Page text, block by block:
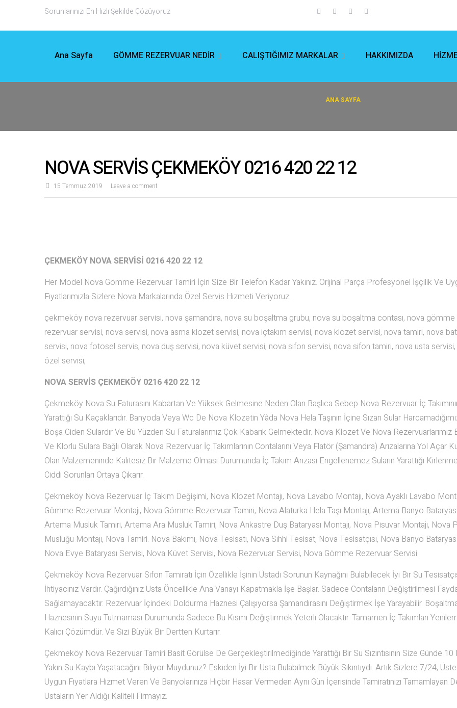
Sorunlarınızı En Hızlı Şekilde Çözüyoruz
Ana Sayfa GÖMME REZERVUAR NEDİR CALIŞTIĞIMIZ MARKALAR HAKKIMIZDA
ANA SAYFA
NOVA SERVİS ÇEKMEKÖY 0216 420 22 12
15 Temmuz 2019 Leave a comment
ÇEKMEKÖY NOVA SERVİSİ 0216 420 22 12
Her Model Nova Gömme Rezervuar Tamiri İçin Size Bir Telefon Kadar Yakınız. Orijinal Parça Profesyonel İşçilik Ve
Fiyatlarımızla Sizlere Nova Markalarında Özel Servis Hizmeti Veriyoruz.
çekmeköy nova rezervuar servisi, nova şamandıra, nova su boşaltma grubu, nova su boşaltma contası, nova gömme
rezervuar servisi, nova servisi, nova asma klozet servisi, nova içtakım servisi, nova klozet servisi, nova tamiri, nova
servisi, nova fotosel servis, nova duş servisi, nova küvet servisi, nova sifon servisi, nova sifon tamiri, nova usta
özel servisi,
NOVA SERVİS ÇEKMEKÖY 0216 420 22 12
Çekmeköy Nova Su Faturasını Kabartan Ve Yüksek Gelmesine Neden Olan Başlıca Sebep Nova Rezervuar İç
Yarattığı Su Kaçaklarıdır. Banyoda Veya Wc De Nova Klozetin Yâda Nova Hela Taşının İçine Sızan Sular
Boşa Giden Sulardır Ve Bu Yüzden Su Faturalarımız Çok Kabarık Gelmektedir. Nova Klozet Ve Nova Rezervuarlarımız
Ve Klorlu Sulara Bağlı Olarak Nova Rezervuar İç Takımlarının Contalarını Veya Flatör (Şamandıra) Arızalarına Yol Açar
Olan Malzemeninde Kalitesiz Bir Malzeme Olması Durumunda İç Takım Arızası Engellenemez Suların Yarattığı
Ciddi Sorunları Ortaya Çıkarır.
Çekmeköy Nova Rezervuar İç Takım Değişimi, Nova Klozet Montajı, Nova Lavabo Montajı, Nova Ayaklı Lavabo
Gömme Rezervuar Montajı, Nova Gömme Rezervuar Tamiri, Nova Alaturka Hela Taşı Montajı, Artema Banyo
Artema Musluk Tamiri, Artema Ara Musluk Tamiri, Nova Ankastre Duş Bataryası Montajı, Nova Pisuvar Montajı, Nova
Musluğu Montajı, Nova Tamiri. Nova Bakımı, Nova Tesisatı, Nova Sıhhi Tesisat, Nova Tesisatçısı, Nova Banyo
Nova Evye Bataryası Servisi, Nova Küvet Servisi, Nova Rezervuar Servisi, Nova Gömme Rezervuar Servisi
Çekmeköy Nova Rezervuar Sifon Tamiratı İçin Özellikle İşinin Üstadı Sorunun Kaynağını Bulabilecek İyi Bir Su
İhtiyacınız Vardır. Çağırdığınız Usta Öncellikle Ana Vanayı Kapatmakla İşe Başlar. Sadece Contaların Değiştirilmesi
Sağlamayacaktır. Rezervuar İçindeki Doldurma Haznesi Çalışıyorsa Şamandırasını Değiştirmek İşe Yarayabilir.
Haznesinin Suyu Tutmaması Durumunda Sadece Bu Kısmı Değiştirmek Yeterli Olacaktır. Tamamen İç Takımları
Kalıcı Çözümdür. Ve Sizi Büyük Bir Dertten Kurtarır.
Çekmeköy Nova Rezervuar Tamiri Basit Görülse De Gerçekleştirilmediğinde Yarattığı Bir Su Sızıntısının Size Günde
Yakın Su Kaybı Yaşatacağını Biliyor Muydunuz? Eskiden İyi Bir Usta Bulabilmek Büyük Sıkıntıydı. Artık Sizlere 7/24,
Uygun Fiyatlara Hizmet Veren Ve Banyolarınıza Hiçbir Hasar Vermeden Aynı Gün İçerisinde Tamiratınızı Tamamlayan
Ustaların Yer Aldığı Kaliteli Firmayız.